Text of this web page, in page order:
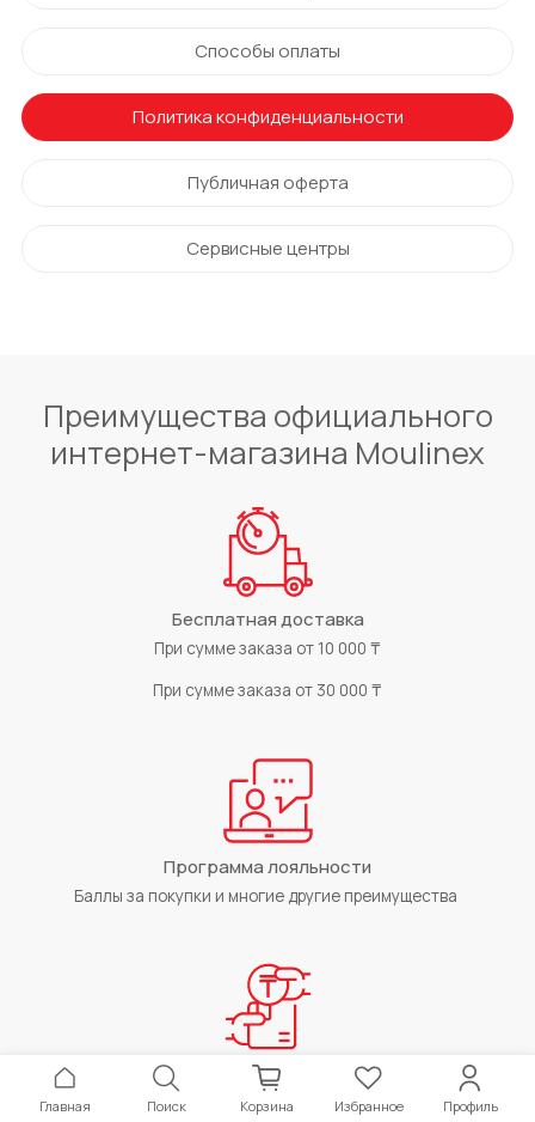
Способы оплаты
Политика конфиденциальности
Публичная оферта
Сервисные центры
Преимущества официального
интернет-магазина Moulinex
Бесплатная доставка
При сумме заказа от 10 000 ₸
При сумме заказа от 30 000 ₸
Программа лояльности
Баллы за покупки и многие другие преимущества
Возврат товара
Баллы за покупки и многие другие преимущества
Главная Поиск Корзина Избранное Профиль